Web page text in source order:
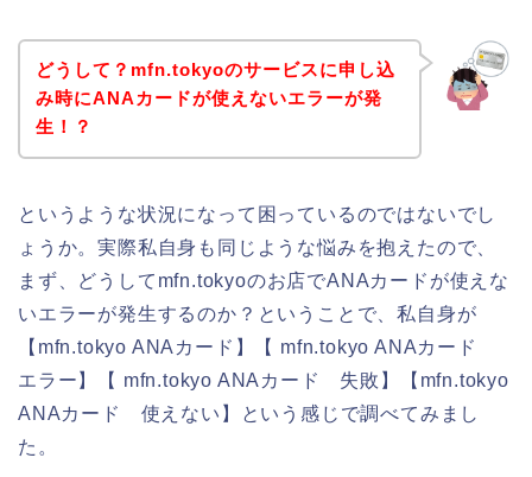
どうして？mfn.tokyoのサービスに申し込
み時にANAカードが使えないエラーが発
生！？
というような状況になって困っているのではないでし
ょうか。実際私自身も同じような悩みを抱えたので、
まず、どうしてmfn.tokyoのお店でANAカードが使えな
いエラーが発生するのか？ということで、私自身が
【mfn.tokyo ANAカード】【 mfn.tokyo ANAカード
エラー】【 mfn.tokyo ANAカード 失敗】【mfn.tokyo
ANAカード 使えない】という感じで調べてみまし
た。